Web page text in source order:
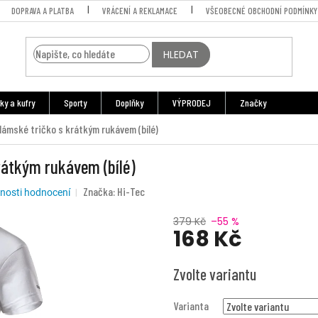
DOPRAVA A PLATBA VRÁCENÍ A REKLAMACE VŠEOBECNÉ OBCHODNÍ PODMÍNKY
HLEDAT
a kufry Sporty Doplňky VÝPRODEJ Značky
tričko s krátkým rukávem (bílé)
rukávem (bílé)
hodnocení Značka: Hi-Tec
379 Kč –55 %
168 Kč
cena:
Zvolte variantu
Varianta